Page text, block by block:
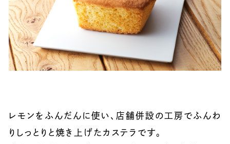
レモンをふんだんに使い、店舗併設の工房でふんわ
りしっとりと焼き上げたカステラです。